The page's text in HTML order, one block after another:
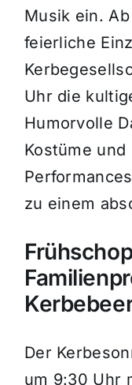
Musik ein.
feierliche
Uhr die
Humorvolle
Kostüme
zu einem
Der
um 9:30 Uhr